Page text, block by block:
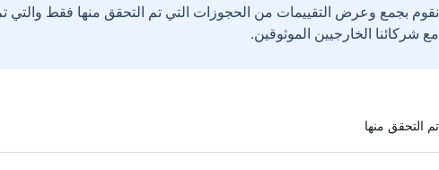
نقوم بجمع وعرض التقييمات من الحجوزات التي تم التحقق منها فقط